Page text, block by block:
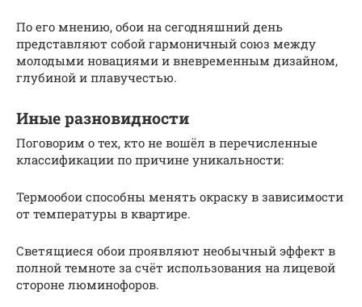
По его мнению, обои на сегодняшний день
представляют собой гармоничный союз между
молодыми новациями и вневременным дизайном,
глубиной и плавучестью.
Иные разновидности
Поговорим о тех, кто не вошёл в перечисленные
классификации по причине уникальности:
Термообои способны менять окраску в зависимости
от температуры в квартире.
Светящиеся обои проявляют необычный эффект в
полной темноте за счёт использования на лицевой
стороне люминофоров.